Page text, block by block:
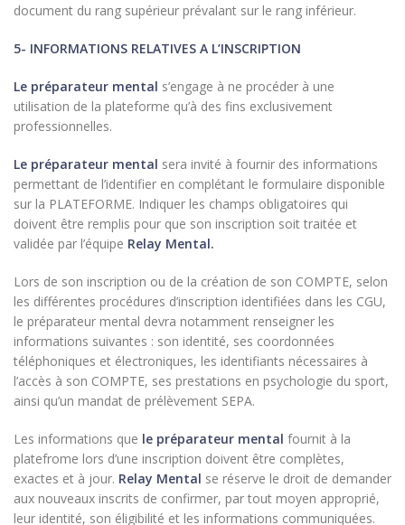
document du rang supérieur prévalant sur le rang inférieur.
5- INFORMATIONS RELATIVES A L’INSCRIPTION
Le préparateur mental s’engage à ne procéder à une
utilisation de la plateforme qu’à des fins exclusivement
professionnelles.
Le préparateur mental sera invité à fournir des informations
permettant de l’identifier en complétant le formulaire disponible
sur la PLATEFORME. Indiquer les champs obligatoires qui
doivent être remplis pour que son inscription soit traitée et
validée par l’équipe Relay Mental.
Lors de son inscription ou de la création de son COMPTE, selon
les différentes procédures d’inscription identifiées dans les CGU,
le préparateur mental devra notamment renseigner les
informations suivantes : son identité, ses coordonnées
téléphoniques et électroniques, les identifiants nécessaires à
l’accès à son COMPTE, ses prestations en psychologie du sport,
ainsi qu’un mandat de prélèvement SEPA.
Les informations que le préparateur mental fournit à la
platefrome lors d’une inscription doivent être complètes,
exactes et à jour. Relay Mental se réserve le droit de demander
aux nouveaux inscrits de confirmer, par tout moyen approprié,
leur identité, son éligibilité et les informations communiquées.